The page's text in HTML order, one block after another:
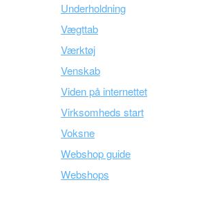
Underholdning
Vægttab
Værktøj
Venskab
Viden på internettet
Virksomheds start
Voksne
Webshop guide
Webshops